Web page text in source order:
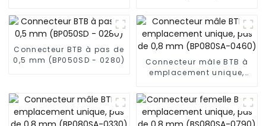
(BS050SA - 0500 - T)
Connecteur BTB à pas de
0,5 mm (BP050SD - 0280)
Connecteur mâle BTB à
emplacement unique,
(BP080SA-0460)